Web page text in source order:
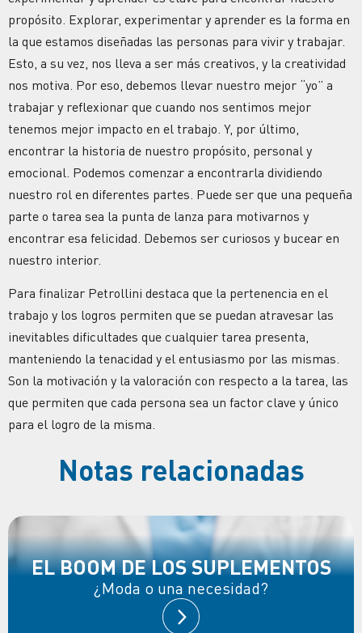
propósito. Explorar, experimentar y aprender es la forma en
la que estamos diseñadas las personas para vivir y trabajar.
Esto, a su vez, nos lleva a ser más creativos, y la creatividad
nos motiva. Por eso, debemos llevar nuestro mejor “yo” a
trabajar y reflexionar que cuando nos sentimos mejor
tenemos mejor impacto en el trabajo. Y, por último,
encontrar la historia de nuestro propósito, personal y
emocional. Podemos comenzar a encontrarla dividiendo
nuestro rol en diferentes partes. Puede ser que una pequeña
parte o tarea sea la punta de lanza para motivarnos y
encontrar esa felicidad. Debemos ser curiosos y bucear en
nuestro interior.
Para finalizar Petrollini destaca que la pertenencia en el
trabajo y los logros permiten que se puedan atravesar las
inevitables dificultades que cualquier tarea presenta,
manteniendo la tenacidad y el entusiasmo por las mismas.
Son la motivación y la valoración con respecto a la tarea, las
que permiten que cada persona sea un factor clave y único
para el logro de la misma.
Notas relacionadas
EL BOOM DE LOS SUPLEMENTOS
¿Moda o una necesidad?